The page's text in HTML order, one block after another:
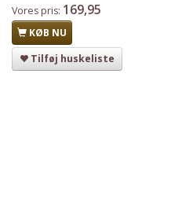
Vores pris: 169,95
KØB NU
Tilføj huskeliste